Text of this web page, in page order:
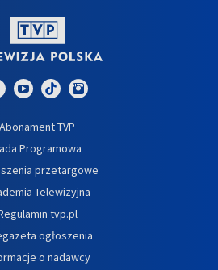
Abonament TVP
Programowa
przetargowe
Telewizyjna
tvp.pl
ogłoszenia
o nadawcy